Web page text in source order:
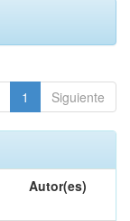
1 Siguiente
Autor(es)